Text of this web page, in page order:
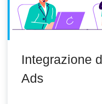
Integrazione
Ads